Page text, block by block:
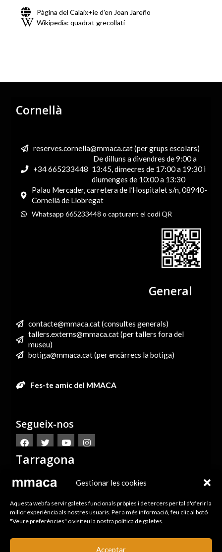
Gestionar les cookies
Aquesta web fa servir galetes funcionals pròpies i de tercers per tal d'oferir la
millor experiència als nostres usuaris. Per a més informació, feu clic al botó
"Veure preferències" o visiteu la nostra política de galetes.
Acceptar
Pàgina del Calaix+ie d'en Joan Jareño
Wikipedia: quadrat grecollatí
Cornellà
reserves.cornella@mmaca.cat (per grups escolars)
+34 665233448
De dilluns a divendres de 9:00 a
13:45, dimecres de 17:00 a 19:30 i
diumenges de 10:00 a 13:30
Palau Mercader, carretera de l’Hospitalet s/n, 08940-
Cornellà de Llobregat
Whatsapp 665233448 o capturant el codi QR
General
contacte@mmaca.cat (consultes generals)
tallers.externs@mmaca.cat (per tallers fora del
museu)
botiga@mmaca.cat (per encàrrecs la botiga)
Fes-te amic del MMACA
Segueix-nos
Tarragona
reserves.tarragona@mmaca.cat (per grups escolars)
Av. Ramon i Cajal 70 43005-Tarragona